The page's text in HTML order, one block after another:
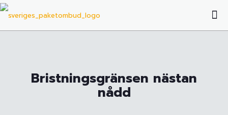
Bristningsgränsen nästan
nådd